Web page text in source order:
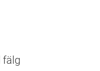
fälg